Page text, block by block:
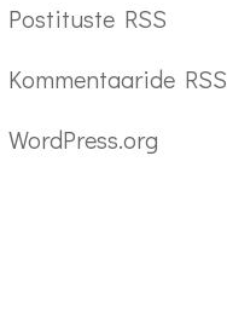
Postituste RSS
Kommentaaride RSS
WordPress.org